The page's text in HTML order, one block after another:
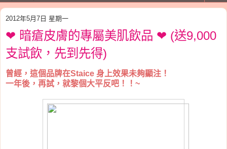
2012年5月7日 星期一
❤ 暗瘡皮膚的專屬美肌飲品 ❤ (送9,000
支試飲，先到先得)
曾經，這個品牌在Staice 身上效果未夠顯注！
一年後，再試，就黎個大平反吧！！~